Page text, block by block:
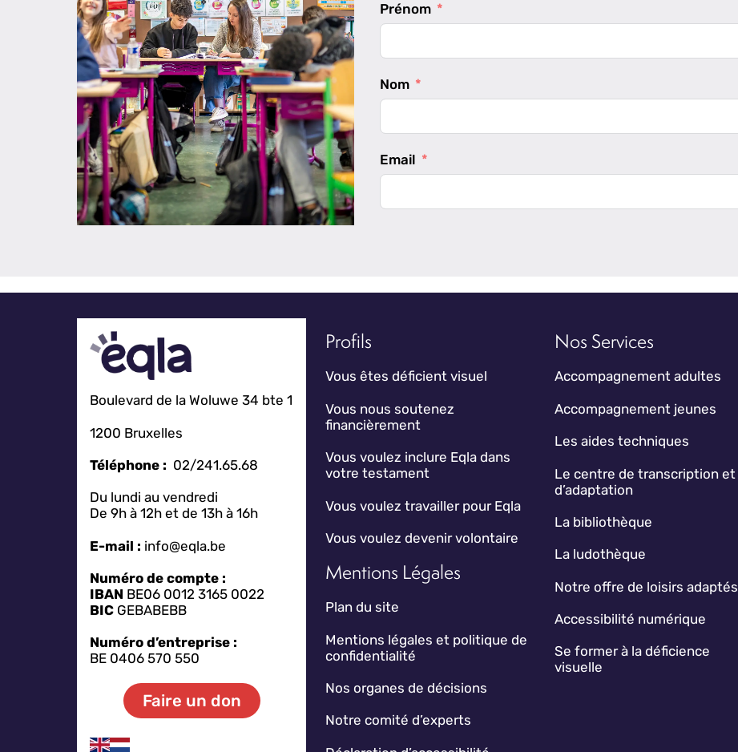
Prénom
Nom
Email
Boulevard de la Woluwe 34 bte 1
1200 Bruxelles
Téléphone : 02/241.65.68
Du lundi au vendredi
De 9h à 12h et de 13h à 16h
E-mail : info@eqla.be
Numéro de compte :
IBAN BE06 0012 3165 0022
BIC GEBABEBB
Numéro d’entreprise :
BE 0406 570 550
Faire un don
Profils
Vous êtes déficient visuel
Vous nous soutenez
financièrement
Vous voulez inclure Eqla dans
votre testament
Vous voulez travailler pour Eqla
Vous voulez devenir volontaire
Mentions Légales
Plan du site
Mentions légales et politique de
confidentialité
Nos organes de décisions
Notre comité d’experts
Nos Services
Accompagnement adultes
Accompagnement jeunes
Les aides techniques
Le centre de transcription et
d’adaptation
La bibliothèque
La ludothèque
Notre offre de loisirs adaptés
Accessibilité numérique
Se former à la déficience
visuelle